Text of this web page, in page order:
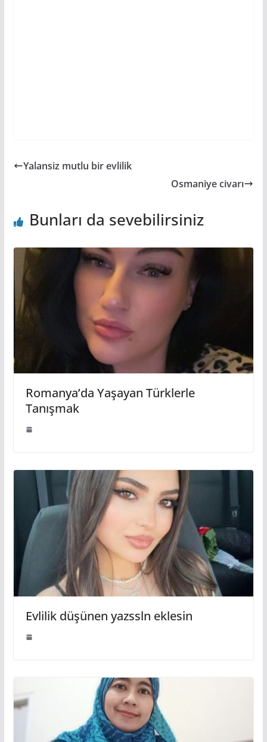
Yalansiz mutlu bir evlilik
Osmaniye civarı
Bunları da sevebilirsiniz
Romanya’da Yaşayan Türklerle
Tanışmak
Evlilik düşünen yazssln eklesin